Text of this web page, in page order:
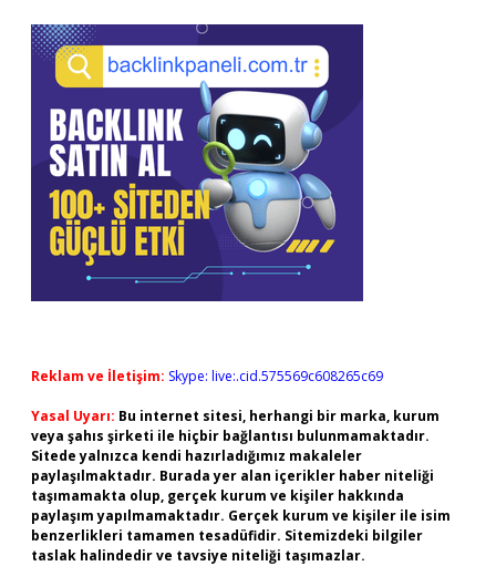
Sidebar
Reklam ve İletişim: Skype: live:.cid.575569c608265c69
Yasal Uyarı: Bu internet sitesi, herhangi bir marka, kurum
veya şahıs şirketi ile hiçbir bağlantısı bulunmamaktadır.
Sitede yalnızca kendi hazırladığımız makaleler
paylaşılmaktadır. Burada yer alan içerikler haber niteliği
taşımamakta olup, gerçek kurum ve kişiler hakkında
paylaşım yapılmamaktadır. Gerçek kurum ve kişiler ile isim
benzerlikleri tamamen tesadüfidir. Sitemizdeki bilgiler
taslak halindedir ve tavsiye niteliği taşımazlar.